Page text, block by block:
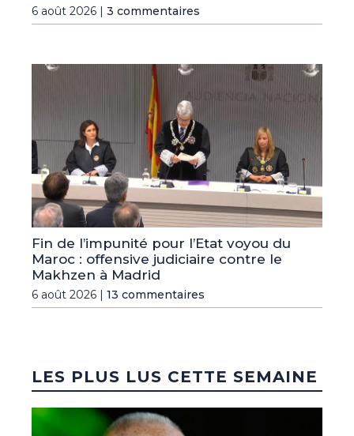
6 août 2026 | 3 commentaires
Fin de l’impunité pour l’Etat voyou du
Maroc : offensive judiciaire contre le
Makhzen à Madrid
6 août 2026 | 13 commentaires
LES PLUS LUS CETTE SEMAINE